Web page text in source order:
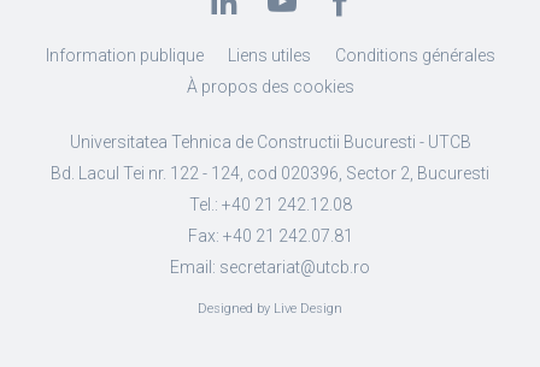
Information publique Liens utiles
Conditions générales
À propos des cookies
Universitatea Tehnica de Constructii Bucuresti - UTCB
Bd. Lacul Tei nr. 122 - 124, cod 020396, Sector 2, Bucuresti
Tel.: +40 21 242.12.08
Fax: +40 21 242.07.81
Email: secretariat@utcb.ro
Designed by Live Design